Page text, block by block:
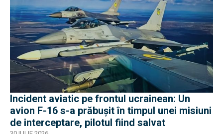
Incident aviatic pe frontul ucrainean: Un
avion F-16 s-a prăbușit în timpul unei misiuni
de interceptare, pilotul fiind salvat